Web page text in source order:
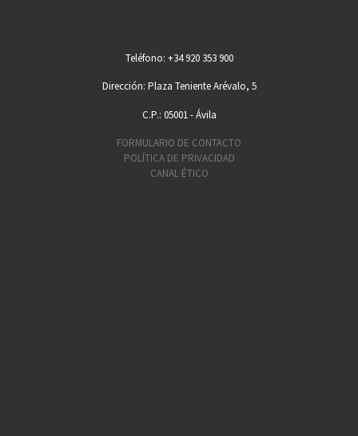
Teléfono: +34 920 353 900
Dirección: Plaza Teniente Arévalo, 5
C.P.: 05001 - Ávila
FORMULARIO DE CONTACTO
POLÍTICA DE PRIVACIDAD
CANAL ÉTICO